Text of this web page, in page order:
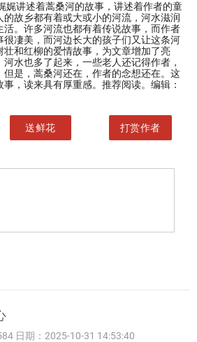
娓讲述着蒿桑河的故事，讲述着作者的童
故乡都有着或大或小的河流，河水滋润
。许多河流也都有着传说故事，而作者
凄美，而河边长大的孩子们又让这条河
和红柳的爱情故事，为文章增加了亮
水也多了起来，一些老人还记得作者，
是，蒿桑河还在，作者的念想还在。这
，读来具有厚重感。推荐阅读。编辑：
送鲜花 打赏作者
日期：2025-10-31 14:53:40